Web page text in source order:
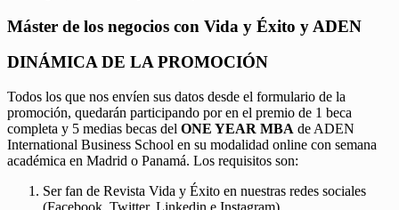
Máster de los negocios con Vida y Éxito y ADEN
DINÁMICA DE LA PROMOCIÓN
Todos los que nos envíen sus datos desde el formulario de la
promoción, quedarán participando por en el premio de 1 beca
completa y 5 medias becas del ONE YEAR MBA de ADEN
International Business School en su modalidad online con semana
académica en Madrid o Panamá. Los requisitos son:
Ser fan de Revista Vida y Éxito en nuestras redes sociales
(Facebook, Twitter, Linkedin e Instagram).